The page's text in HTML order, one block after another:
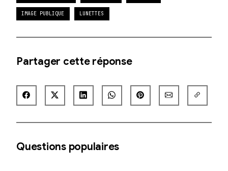
IMAGE PUBLIQUE LUNETTES
Partager cette réponse
Questions populaires